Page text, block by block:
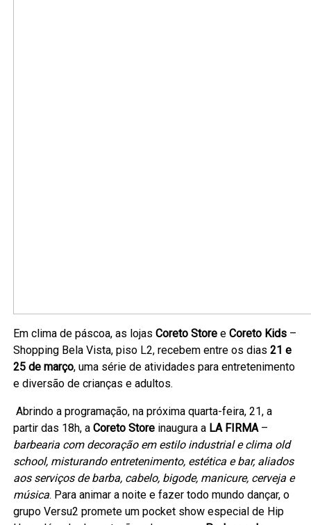
Em clima de páscoa, as lojasCoreto StoreeCoreto Kids –
Shopping Bela Vista, piso L2, recebem entre os dias21 e
25 de março, uma série de atividades para entretenimento
e diversão de crianças e adultos.
Abrindo a programação, na próxima quarta-feira, 21, a
partir das 18h, aCoreto Store inaugura a LA FIRMA –
barbearia com decoração em estilo industrial e clima old
school, misturando entretenimento, estética e bar, aliados
aos serviços de barba, cabelo, bigode, manicure, cerveja e
música. Para animar a noite e fazer todo mundo dançar, o
grupo Versu2 promete um pocket show especial de Hip